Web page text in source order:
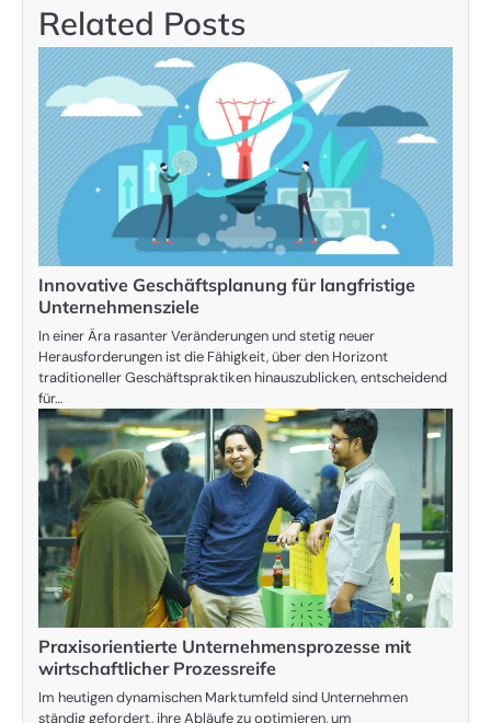
Related Posts
Innovative Geschäftsplanung für langfristige
Unternehmensziele
In einer Ära rasanter Veränderungen und stetig neuer
Herausforderungen ist die Fähigkeit, über den Horizont
traditioneller Geschäftspraktiken hinauszublicken, entscheidend
für…
Praxisorientierte Unternehmensprozesse mit
wirtschaftlicher Prozessreife
Im heutigen dynamischen Marktumfeld sind Unternehmen
ständig gefordert, ihre Abläufe zu optimieren, um